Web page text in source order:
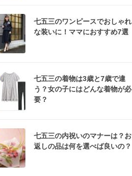
七五三のワンピースでおしゃれ
な装いに！ママにおすすめ7選
七五三の着物は3歳と7歳で違
う？女の子にはどんな着物が必
要？
七五三の内祝いのマナーは？お
返しの品は何を選べば良いの？